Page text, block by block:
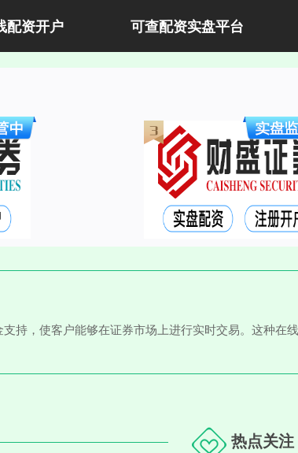
配资开户 可查配资实盘平台
持，使客户能够在证券市场上进行实时交易。这种在
热点关注